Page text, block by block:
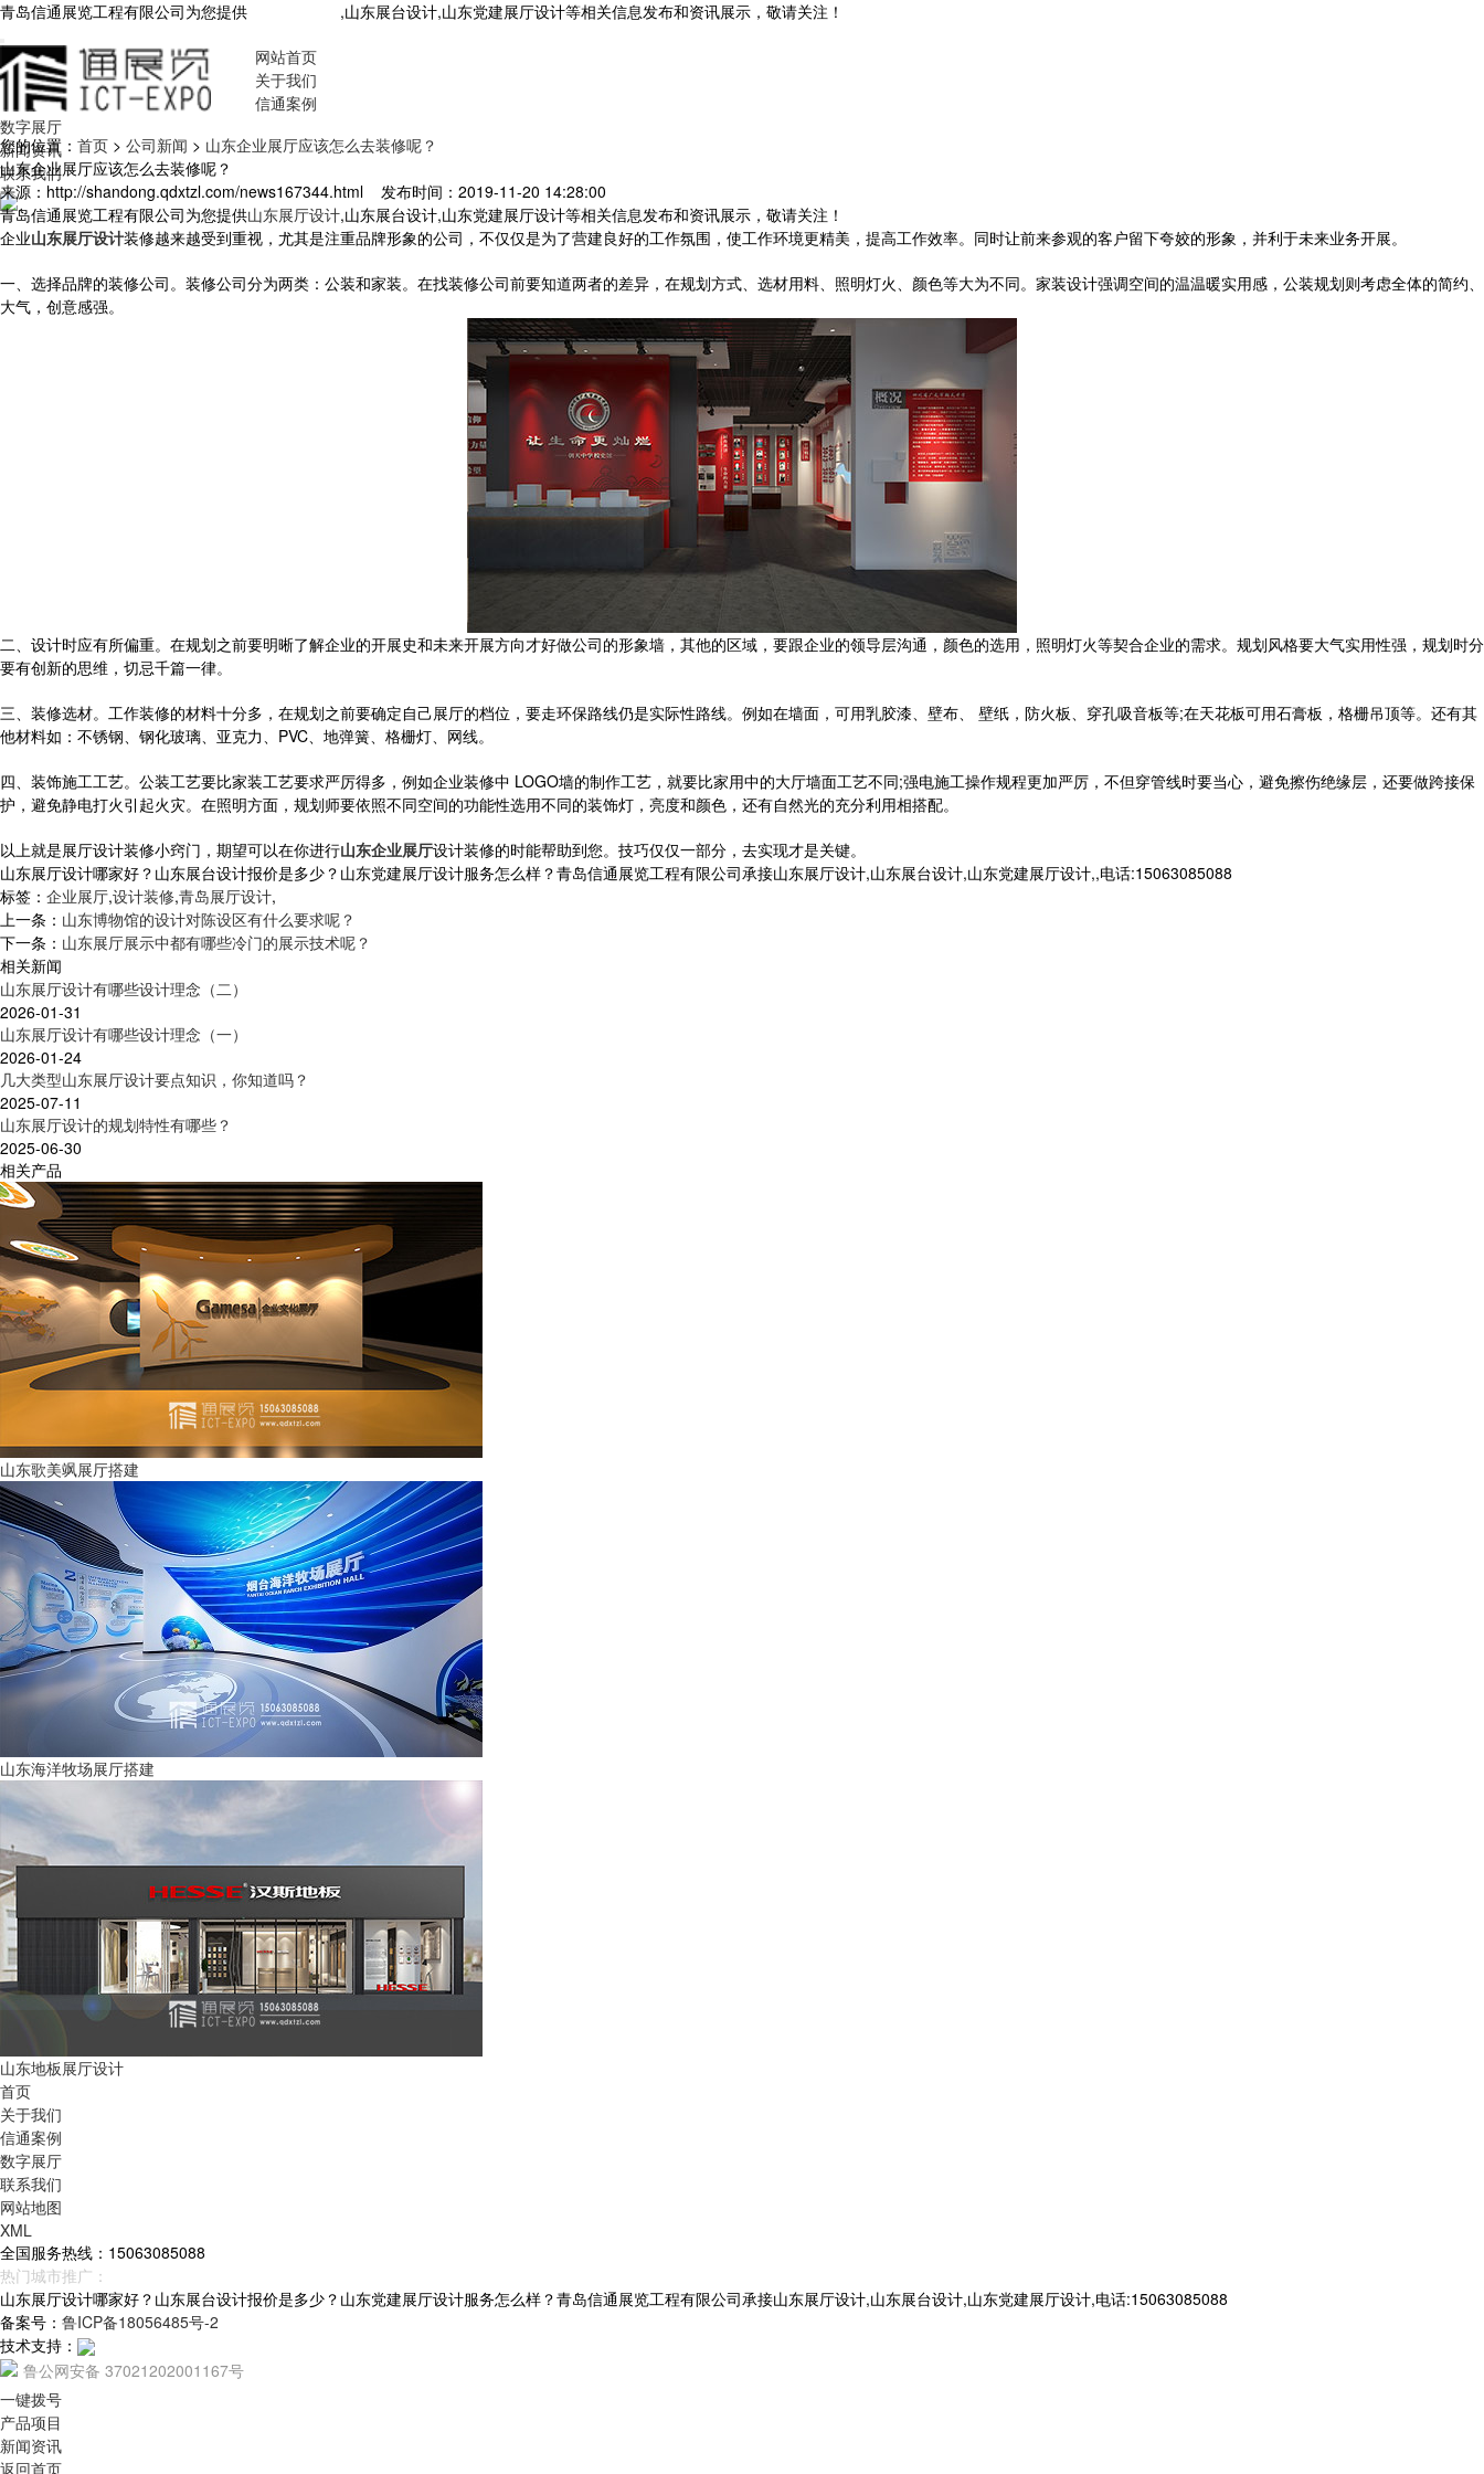
青岛信通展览工程有限公司为您提供 ,山东展台设计,山东党建展厅设计等相关信息发布和资讯展示，敬请关注！
网站首页
关于我们
信通案例
数字展厅
新闻资讯
联系我们
您的位置： 首页 > 公司新闻 > 山东企业展厅应该怎么去装修呢？
山东企业展厅应该怎么去装修呢？
来源：http://shandong.qdxtzl.com/news167344.html 发布时间：2019-11-20 14:28:00
青岛信通展览工程有限公司为您提供山东展厅设计,山东展台设计,山东党建展厅设计等相关信息发布和资讯展示，敬请关注！
企业山东展厅设计装修越来越受到重视，尤其是注重品牌形象的公司，不仅仅是为了营建良好的工作氛围，使工作环境更精美，提高工作效率。同时让前来参观的客户留下夸姣的形象，并利于未来业务开展。
一、选择品牌的装修公司。装修公司分为两类：公装和家装。在找装修公司前要知道两者的差异，在规划方式、选材用料、照明灯火、颜色等大为不同。家装设计强调空间的温温暖实用感，公装规划则考虑全体的简约、
大气，创意感强。
二、设计时应有所偏重。在规划之前要明晰了解企业的开展史和未来开展方向才好做公司的形象墙，其他的区域，要跟企业的领导层沟通，颜色的选用，照明灯火等契合企业的需求。规划风格要大气实用性强，规划时分
要有创新的思维，切忌千篇一律。
三、装修选材。工作装修的材料十分多，在规划之前要确定自己展厅的档位，要走环保路线仍是实际性路线。例如在墙面，可用乳胶漆、壁布、 壁纸，防火板、穿孔吸音板等;在天花板可用石膏板，格栅吊顶等。还有其
他材料如：不锈钢、钢化玻璃、亚克力、PVC、地弹簧、格栅灯、网线。
四、装饰施工工艺。公装工艺要比家装工艺要求严厉得多，例如企业装修中 LOGO墙的制作工艺，就要比家用中的大厅墙面工艺不同;强电施工操作规程更加严厉，不但穿管线时要当心，避免擦伤绝缘层，还要做跨接保
护，避免静电打火引起火灾。在照明方面，规划师要依照不同空间的功能性选用不同的装饰灯，亮度和颜色，还有自然光的充分利用相搭配。
以上就是展厅设计装修小窍门，期望可以在你进行山东企业展厅设计装修的时能帮助到您。技巧仅仅一部分，去实现才是关键。
山东展厅设计哪家好？山东展台设计报价是多少？山东党建展厅设计服务怎么样？青岛信通展览工程有限公司承接山东展厅设计,山东展台设计,山东党建展厅设计,,电话:15063085088
标签： 企业展厅,设计装修,青岛展厅设计,
上一条： 山东博物馆的设计对陈设区有什么要求呢？
下一条： 山东展厅展示中都有哪些冷门的展示技术呢？
相关新闻
山东展厅设计有哪些设计理念（二）
2026-01-31
山东展厅设计有哪些设计理念（一）
2026-01-24
几大类型山东展厅设计要点知识，你知道吗？
2025-07-11
山东展厅设计的规划特性有哪些？
2025-06-30
相关产品
山东歌美飒展厅搭建
山东海洋牧场展厅搭建
山东地板展厅设计
首页
关于我们
信通案例
数字展厅
联系我们
网站地图
XML
全国服务热线：15063085088
热门城市推广：
山东展厅设计哪家好？山东展台设计报价是多少？山东党建展厅设计服务怎么样？青岛信通展览工程有限公司承接山东展厅设计,山东展台设计,山东党建展厅设计,电话:15063085088
备案号： 鲁ICP备18056485号-2
技术支持：
鲁公网安备 37021202001167号
一键拨号
产品项目
新闻资讯
返回首页